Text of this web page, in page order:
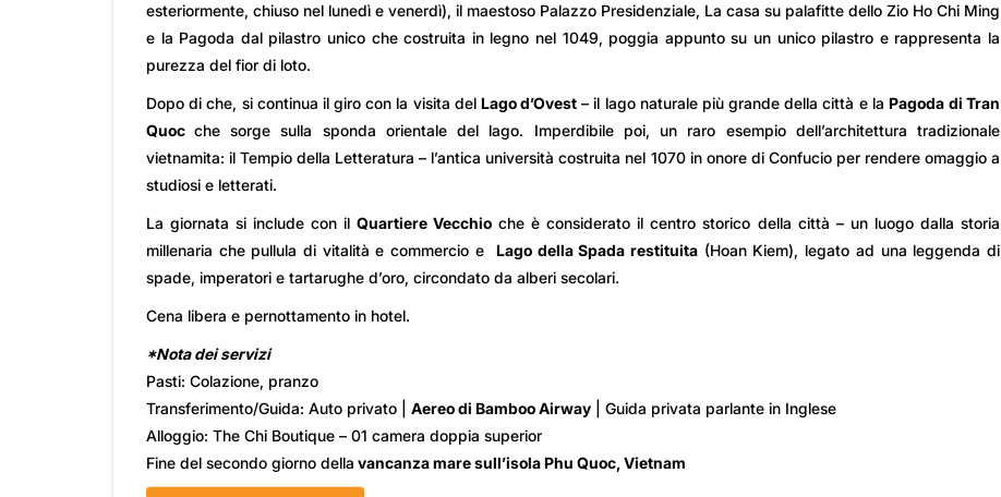
esteriormente, chiuso nel lunedì e venerdì), il maestoso Palazzo Presidenziale, La casa su palafitte dello Zio Ho Chi Ming
e la Pagoda dal pilastro unico che costruita in legno nel 1049, poggia appunto su un unico pilastro e rappresenta la
purezza del fior di loto.
Dopo di che, si continua il giro con la visita del Lago d’Ovest – il lago naturale più grande della città e la Pagoda di Tran
Quoc che sorge sulla sponda orientale del lago. Imperdibile poi, un raro esempio dell’architettura tradizionale
vietnamita: il Tempio della Letteratura – l’antica università costruita nel 1070 in onore di Confucio per rendere omaggio a
studiosi e letterati.
La giornata si include con il Quartiere Vecchio che è considerato il centro storico della città – un luogo dalla storia
millenaria che pullula di vitalità e commercio e Lago della Spada restituita (Hoan Kiem), legato ad una leggenda di
spade, imperatori e tartarughe d’oro, circondato da alberi secolari.
Cena libera e pernottamento in hotel.
*Nota dei servizi
Pasti: Colazione, pranzo
Transferimento/Guida: Auto privato | Aereo di Bamboo Airway | Guida privata parlante in Inglese
Alloggio: The Chi Boutique – 01 camera doppia superior
Fine del secondo giorno della vancanza mare sull’isola Phu Quoc, Vietnam